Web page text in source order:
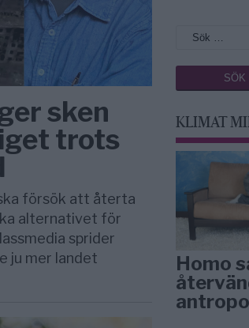
sken
trots
försök att återta
alternativet för
sprider
ju mer landet
KLIMAT
Homo